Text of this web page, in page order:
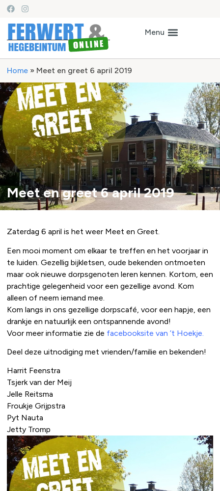
Home » Meet en greet 6 april 2019
Meet en greet 6 april 2019
Zaterdag 6 april is het weer Meet en Greet.
Een mooi moment om elkaar te treffen en het voorjaar in
te luiden. Gezellig bijkletsen, oude bekenden ontmoeten
maar ook nieuwe dorpsgenoten leren kennen. Kortom, een
prachtige gelegenheid voor een gezellige avond. Kom
alleen of neem iemand mee.
Kom langs in ons gezellige dorpscafé, voor een hapje, een
drankje en natuurlijk een ontspannende avond!
Voor meer informatie zie de facebooksite van ’t Hoekje
Deel deze uitnodiging met vrienden/familie en bekenden!
Harrit Feenstra
Tsjerk van der Meij
Jelle Reitsma
Froukje Grijpstra
Pyt Nauta
Jetty Tromp